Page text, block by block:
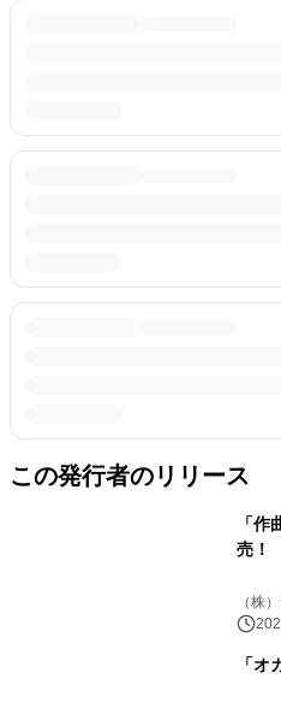
この発行者のリリース
「
売！
（株
トHD
「